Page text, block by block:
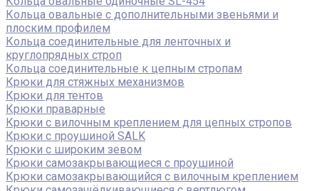
Кольца овальные с дополнительными звеньями и
плоским профилем
Кольца соединительные для ленточных и
круглопрядных строп
Кольца соединительные к цепным стропам
Крюки для стяжных механизмов
Крюки для тентов
Крюки праварные
Крюки с вилочным креплением для цепных стропов
Крюки с проушиной SALK
Крюки с широким зевом
Крюки самозакрывающиеся с проушиной
Крюки самозакрывающийся с вилочным креплением